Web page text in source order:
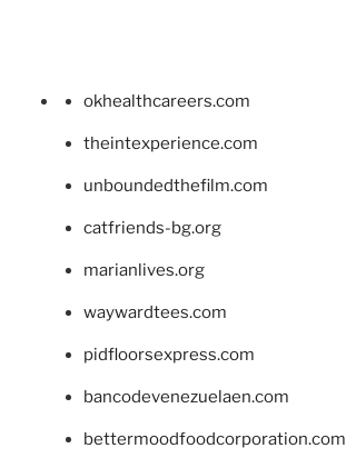
okhealthcareers.com
theintexperience.com
unboundedthefilm.com
catfriends-bg.org
marianlives.org
waywardtees.com
pidfloorsexpress.com
bancodevenezuelaen.com
bettermoodfoodcorporation.com